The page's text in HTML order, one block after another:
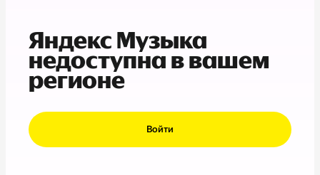
Яндекс Музыка
недоступна в вашем
регионе
Войти